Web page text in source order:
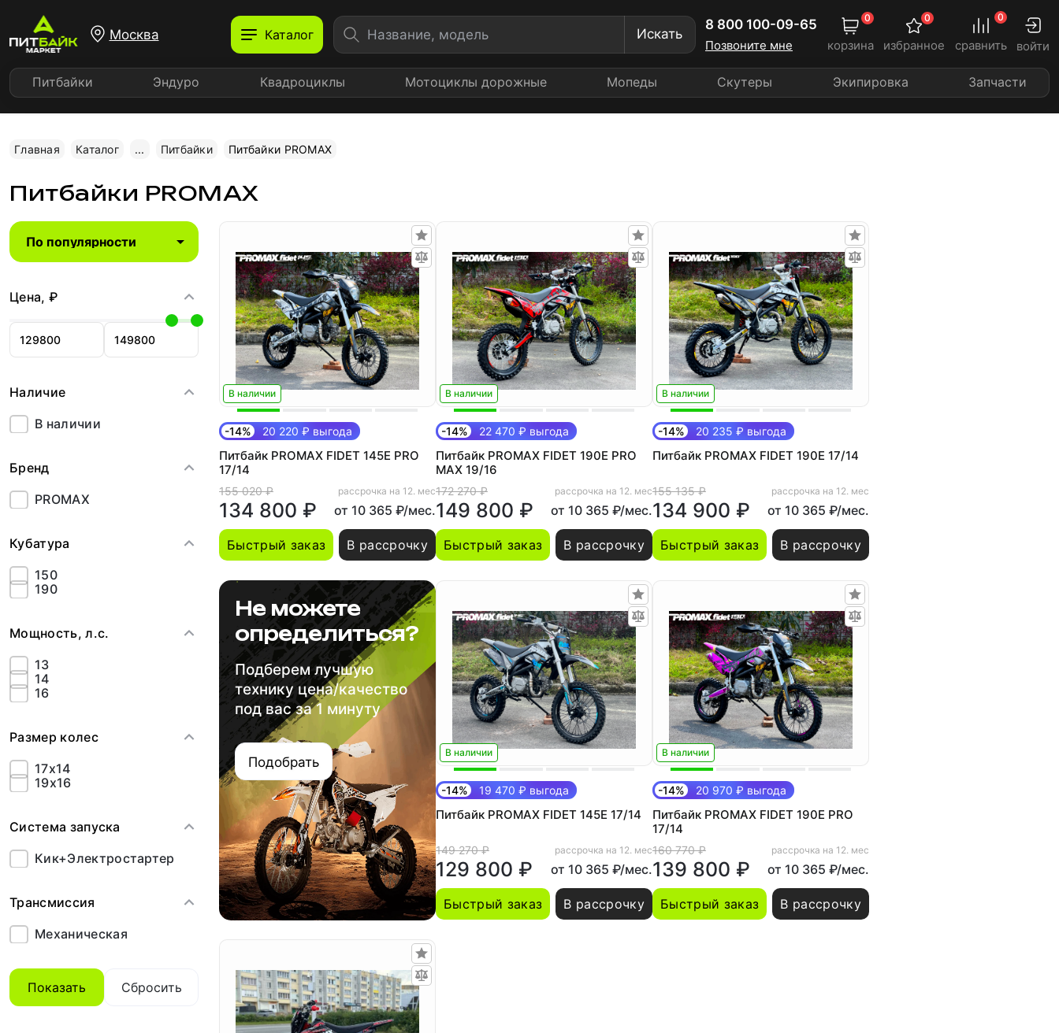
Москва Каталог Искать
8 800 100-09-65
Позвоните мне корзина
0
избранное
0
сравнить
0
войти
Питбайки Эндуро Квадроциклы Мотоциклы дорожные Мопеды Скутеры Экипировка Запчасти
Главная Каталог ... Питбайки Питбайки PROMAX
Питбайки PROMAX
Цена, ₽
Наличие
В наличии
Бренд
PROMAX
Кубатура
150
190
Мощность, л.с.
13
14
16
Размер колес
17x14
19x16
Система запуска
Кик+Электростартер
Трансмиссия
Механическая
Показать Сбросить
В наличии
-14% 20 220 ₽ выгода
Питбайк PROMAX FIDET 145E PRO
17/14
155 020 ₽
134 800 ₽
рассрочка на 12. мес
от 10 365 ₽/мес.
Быстрый заказ В рассрочку
В наличии
-14% 22 470 ₽ выгода
Питбайк PROMAX FIDET 190E PRO
MAX 19/16
172 270 ₽
149 800 ₽
рассрочка на 12. мес
от 10 365 ₽/мес.
Быстрый заказ В рассрочку
В наличии
-14% 20 235 ₽ выгода
Питбайк PROMAX FIDET 190E 17/14
155 135 ₽
134 900 ₽
рассрочка на 12. мес
от 10 365 ₽/мес.
Быстрый заказ В рассрочку
Не можете
определиться?
Подберем лучшую
технику цена/качество
под вас за 1 минуту
Подобрать
В наличии
-14% 19 470 ₽ выгода
Питбайк PROMAX FIDET 145E 17/14
149 270 ₽
129 800 ₽
рассрочка на 12. мес
от 10 365 ₽/мес.
Быстрый заказ В рассрочку
В наличии
-14% 20 970 ₽ выгода
Питбайк PROMAX FIDET 190E PRO
17/14
160 770 ₽
139 800 ₽
рассрочка на 12. мес
от 10 365 ₽/мес.
Быстрый заказ В рассрочку